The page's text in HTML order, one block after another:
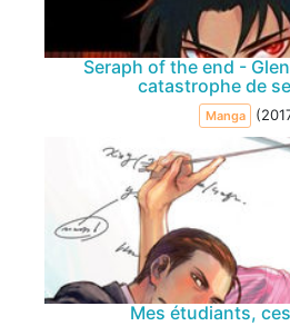
Seraph of the end -
catastrophe de
Manga
Mes étudiants,